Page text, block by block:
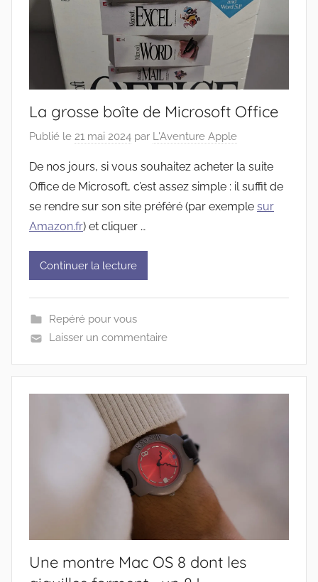
La grosse boîte de Microsoft Office
Publié le 21 mai 2024 par L'Aventure Apple
De nos jours, si vous souhaitez acheter la suite
Office de Microsoft, c’est assez simple : il suffit de
se rendre sur son site préféré (par exemple sur
Amazon.fr) et cliquer …
Continuer la lecture
Repéré pour vous
Laisser un commentaire
Une montre Mac OS 8 dont les